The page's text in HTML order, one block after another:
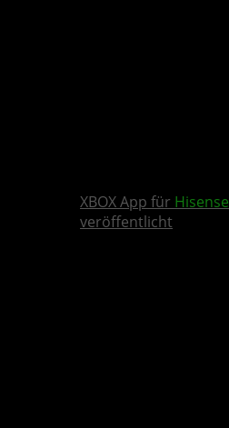
XBOX App für Hisense
veröffentlicht